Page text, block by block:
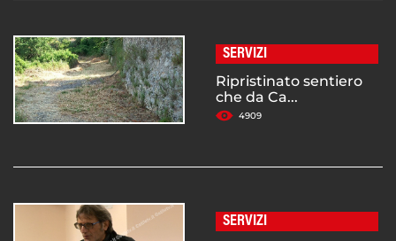
SERVIZI
Ripristinato sentiero
che da Ca...
4909
SERVIZI